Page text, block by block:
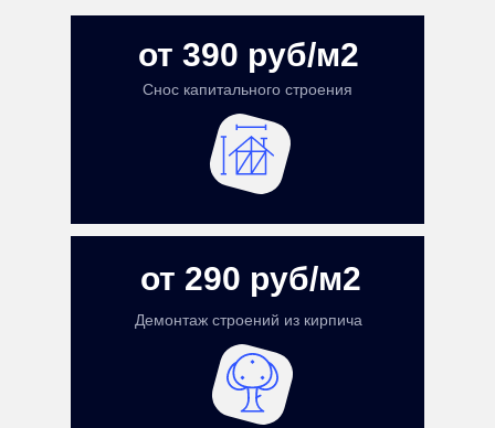
от 390 руб/м2
Снос капитального строения
от 290 руб/м2
Демонтаж строений из кирпича